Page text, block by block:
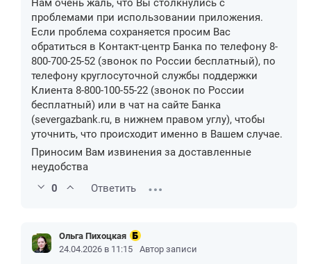
Нам очень жаль, что Вы столкнулись с
проблемами при использовании приложения.
Если проблема сохраняется просим Вас
обратиться в Контакт-центр Банка по телефону 8-
800-700-25-52 (звонок по России бесплатный), по
телефону круглосуточной службы поддержки
Клиента 8-800-100-55-22 (звонок по России
бесплатный) или в чат на сайте Банка
(severgazbank.ru, в нижнем правом углу), чтобы
уточнить, что происходит именно в Вашем случае.
Приносим Вам извинения за доставленные
неудобства
0
Ответить
Ольга Пихоцкая
24.04.2026 в 11:15
Автор записи